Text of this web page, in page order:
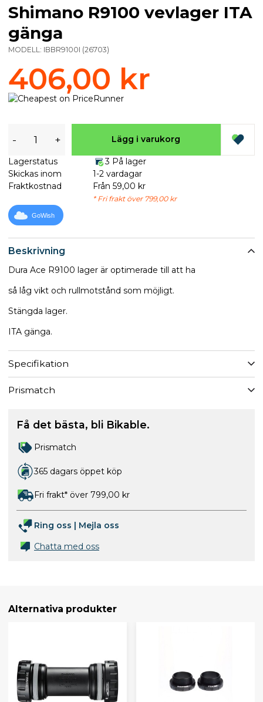
Beskrivning
Dura Ace R9100 lager är optimerade till att ha
så låg vikt och rullmotstånd som möjligt.
Stängda lager.
ITA gänga.
Specifikation
Prismatch
Shimano R9100 vevlager ITA
gänga
MODELL: IBBR9100I (26703)
406,00 kr
- + Lägg i varukorg
Lagerstatus
3 På lager
Skickas inom
1-2 vardagar
Fraktkostnad
Från 59,00 kr
* Fri frakt över 799,00 kr
GoWish
Få det bästa, bli Bikable.
Prismatch
365 dagars öppet köp
Fri frakt* över 799,00 kr
Ring oss | Mejla oss
Chatta med oss
Alternativa produkter